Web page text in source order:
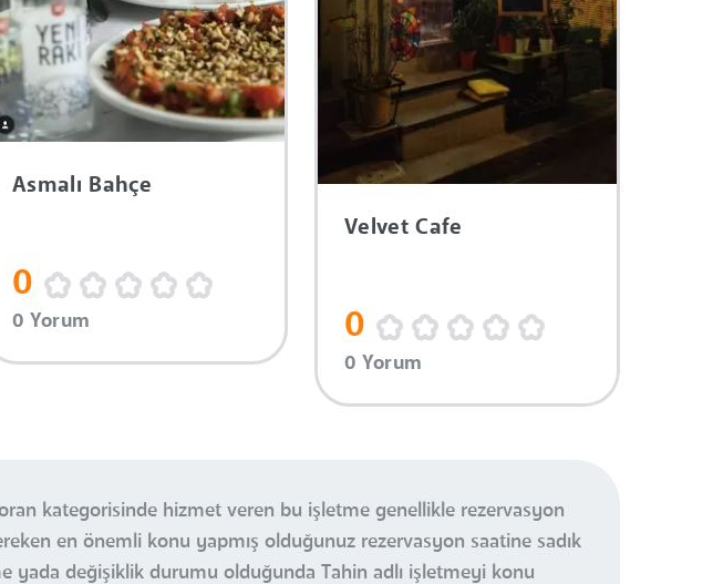
Asmalı Bahçe
0
0 Yorum
Velvet Cafe
0
0 Yorum
kategorisinde hizmet veren bu işletme genellikle rezervasyon
en önemli konu yapmış olduğunuz rezervasyon saatine sadık
yada değişiklik durumu olduğunda Tahin adlı işletmeyi konu